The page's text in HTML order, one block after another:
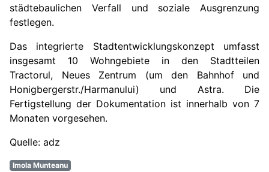
städtebaulichen Verfall und soziale Ausgrenzung
festlegen.
Das integrierte Stadtentwicklungskonzept umfasst
insgesamt 10 Wohngebiete in den Stadtteilen
Tractorul, Neues Zentrum (um den Bahnhof und
Honigbergerstr./Harmanului) und Astra. Die
Fertigstellung der Dokumentation ist innerhalb von 7
Monaten vorgesehen.
Quelle: adz
Imola Munteanu